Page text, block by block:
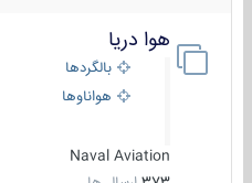
هوا دریا
بالگردها
هواناوها
Naval Aviation